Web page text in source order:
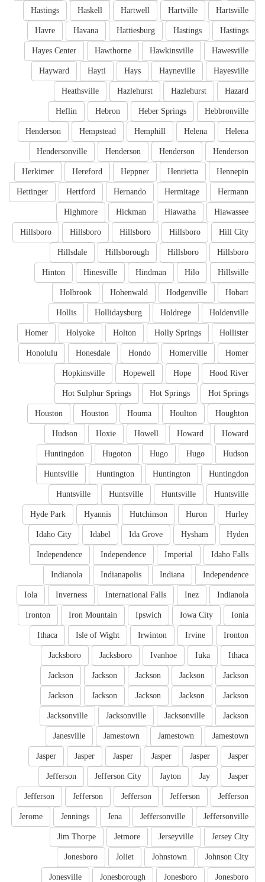
Hartsville
Hartville
Hartwell
Haskell
Hastings
Hastings
Hastings
Hattiesburg
Havana
Havre
Hawesville
Hawkinsville
Hawthorne
Hayes Center
Hayesville
Hayneville
Hays
Hayti
Hayward
Hazard
Hazlehurst
Hazlehurst
Heathsville
Hebbronville
Heber Springs
Hebron
Heflin
Helena
Helena
Hemphill
Hempstead
Henderson
Henderson
Henderson
Henderson
Hendersonville
Hennepin
Henrietta
Heppner
Hereford
Herkimer
Hermann
Hermitage
Hernando
Hertford
Hettinger
Hiawassee
Hiawatha
Hickman
Highmore
Hill City
Hillsboro
Hillsboro
Hillsboro
Hillsboro
Hillsboro
Hillsboro
Hillsborough
Hillsdale
Hillsville
Hilo
Hindman
Hinesville
Hinton
Hobart
Hodgenville
Hohenwald
Holbrook
Holdenville
Holdrege
Hollidaysburg
Hollis
Hollister
Holly Springs
Holton
Holyoke
Homer
Homer
Homerville
Hondo
Honesdale
Honolulu
Hood River
Hope
Hopewell
Hopkinsville
Hot Springs
Hot Springs
Hot Sulphur Springs
Houghton
Houlton
Houma
Houston
Houston
Howard
Howard
Howell
Hoxie
Hudson
Hudson
Hugo
Hugo
Hugoton
Huntingdon
Huntingdon
Huntington
Huntington
Huntsville
Huntsville
Huntsville
Huntsville
Huntsville
Hurley
Huron
Hutchinson
Hyannis
Hyde Park
Hyden
Hysham
Ida Grove
Idabel
Idaho City
Idaho Falls
Imperial
Independence
Independence
Independence
Indiana
Indianapolis
Indianola
Indianola
Inez
International Falls
Inverness
Iola
Ionia
Iowa City
Ipswich
Iron Mountain
Ironton
Ironton
Irvine
Irwinton
Isle of Wight
Ithaca
Ithaca
Iuka
Ivanhoe
Jacksboro
Jacksboro
Jackson
Jackson
Jackson
Jackson
Jackson
Jackson
Jackson
Jackson
Jackson
Jackson
Jackson
Jacksonville
Jacksonville
Jacksonville
Jamestown
Jamestown
Jamestown
Janesville
Jasper
Jasper
Jasper
Jasper
Jasper
Jasper
Jasper
Jay
Jayton
Jefferson City
Jefferson
Jefferson
Jefferson
Jefferson
Jefferson
Jefferson
Jeffersonville
Jeffersonville
Jena
Jennings
Jerome
Jersey City
Jerseyville
Jetmore
Jim Thorpe
Johnson City
Johnstown
Joliet
Jonesboro
Jonesboro
Jonesboro
Jonesborough
Jonesville